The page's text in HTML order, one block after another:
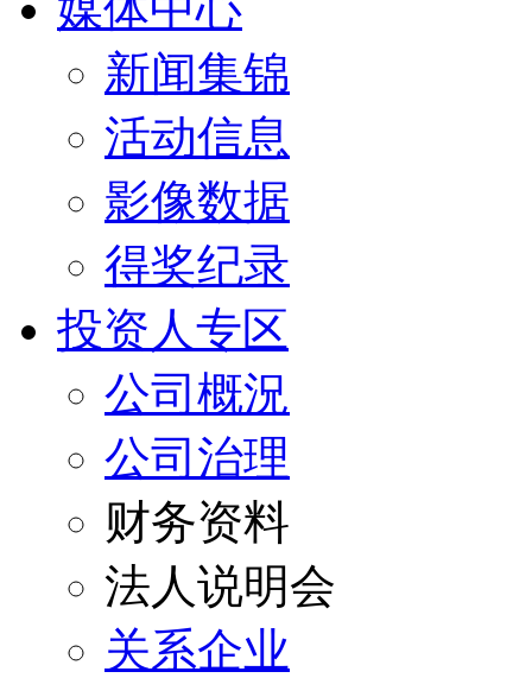
新闻集锦
活动信息
影像数据
得奖纪录
投资人专区
公司概況
公司治理
财务资料
法人说明会
关系企业